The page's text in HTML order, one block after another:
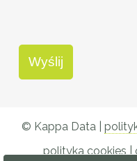
© Kappa Data |
polityka cookies |